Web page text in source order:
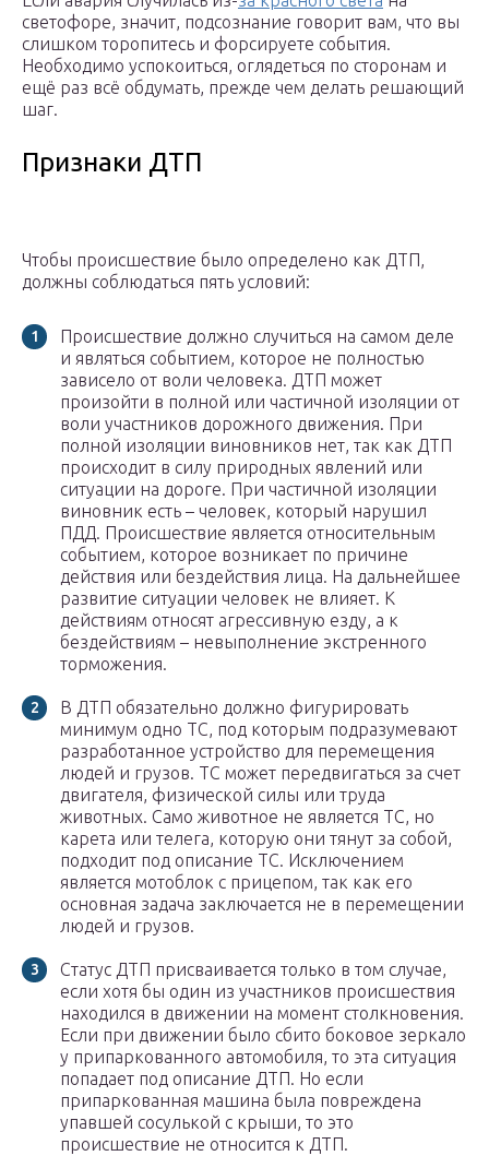
светофоре, значит, подсознание говорит вам, что вы
слишком торопитесь и форсируете события.
Необходимо успокоиться, оглядеться по сторонам и
ещё раз всё обдумать, прежде чем делать решающий
шаг.
Признаки ДТП
Чтобы происшествие было определено как ДТП,
должны соблюдаться пять условий:
Происшествие должно случиться на самом деле
и являться событием, которое не полностью
зависело от воли человека. ДТП может
произойти в полной или частичной изоляции от
воли участников дорожного движения. При
полной изоляции виновников нет, так как ДТП
происходит в силу природных явлений или
ситуации на дороге. При частичной изоляции
виновник есть – человек, который нарушил
ПДД. Происшествие является относительным
событием, которое возникает по причине
действия или бездействия лица. На дальнейшее
развитие ситуации человек не влияет. К
действиям относят агрессивную езду, а к
бездействиям – невыполнение экстренного
торможения.
В ДТП обязательно должно фигурировать
минимум одно ТС, под которым подразумевают
разработанное устройство для перемещения
людей и грузов. ТС может передвигаться за счет
двигателя, физической силы или труда
животных. Само животное не является ТС, но
карета или телега, которую они тянут за собой,
подходит под описание ТС. Исключением
является мотоблок с прицепом, так как его
основная задача заключается не в перемещении
людей и грузов.
Статус ДТП присваивается только в том случае,
если хотя бы один из участников происшествия
находился в движении на момент столкновения.
Если при движении было сбито боковое зеркало
у припаркованного автомобиля, то эта ситуация
попадает под описание ДТП. Но если
припаркованная машина была повреждена
упавшей сосулькой с крыши, то это
происшествие не относится к ДТП.